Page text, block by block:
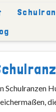
SCHULRANZEN
Schulranzen